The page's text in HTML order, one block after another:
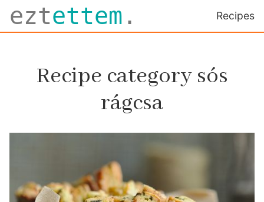
eztettem . Recipes
Recipe category sós
rágcsa